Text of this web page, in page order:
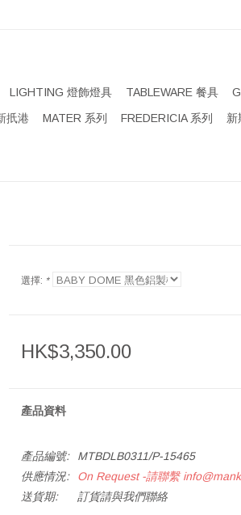
LIGHTING 燈飾燈具 TABLEWARE 餐具
扺港 MATER 系列 FREDERICIA 系列 新
選擇: *
HK$3,350.00
產品資料
產品編號:
MTBDLB0311/P-15465
供應情況:
On Request -請聯繫
送貨期:
訂貨請與我們聯絡